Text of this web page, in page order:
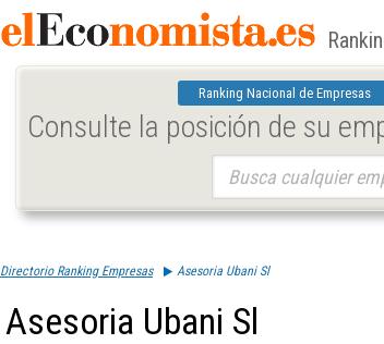
Ranking Nacional de Empresas
Consulte la posición de su
Directorio Ranking Empresas Asesoria Ubani Sl
Asesoria Ubani Sl